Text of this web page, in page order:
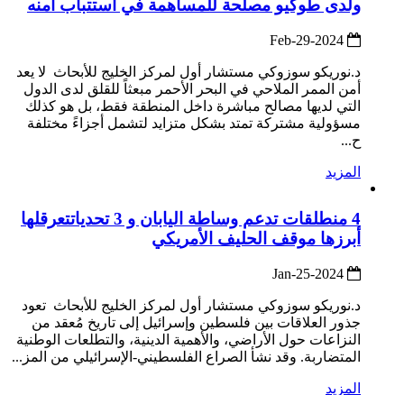
ولدى طوكيو مصلحة للمساهمة في استتباب أمنه
د.نوريكو سوزوكي مستشار أول لمركز الخليج للأبحاث لا يعد
أمن الممر الملاحي في البحر الأحمر مبعثاً للقلق لدى الدول
التي لديها مصالح مباشرة داخل المنطقة فقط، بل هو كذلك
مسؤولية مشتركة تمتد بشكل متزايد لتشمل أجزاءً مختلفة
ح...
المزيد
4 منطلقات تدعم وساطة اليابان و 3 تحدياتتعرقلها
أبرزها موقف الحليف الأمريكي
د.نوريكو سوزوكي مستشار أول لمركز الخليج للأبحاث تعود
جذور العلاقات بين فلسطين وإسرائيل إلى تاريخ مُعقد من
النزاعات حول الأراضي، والأهمية الدينية، والتطلعات الوطنية
المتضاربة. وقد نشأ الصراع الفلسطيني-الإسرائيلي من المز...
المزيد